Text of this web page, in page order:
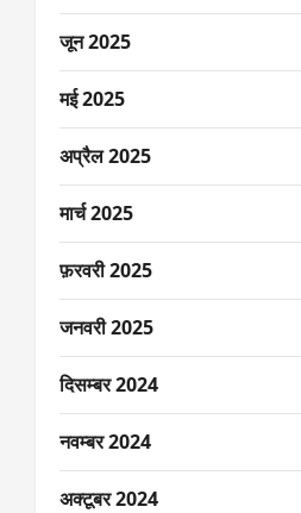
जून 2025
मई 2025
अप्रैल 2025
मार्च 2025
फ़रवरी 2025
जनवरी 2025
दिसम्बर 2024
नवम्बर 2024
अक्टूबर 2024